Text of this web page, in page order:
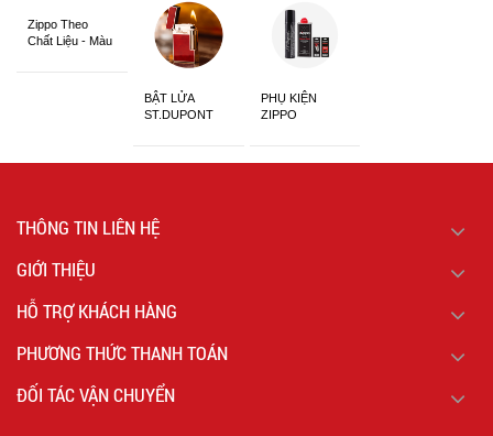
Zippo Theo
Chất Liệu - Màu
BẬT LỬA
ST.DUPONT
PHỤ KIỆN
ZIPPO
THÔNG TIN LIÊN HỆ
GIỚI THIỆU
HỖ TRỢ KHÁCH HÀNG
PHƯƠNG THỨC THANH TOÁN
ĐỐI TÁC VẬN CHUYỂN